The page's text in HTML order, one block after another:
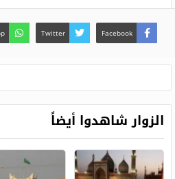
Facebook
Twitter
الزوار شاهدوا أيضاً